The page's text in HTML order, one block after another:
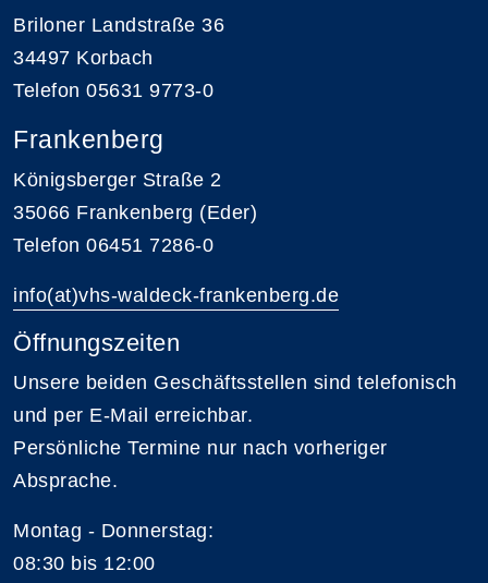
Briloner Landstraße 36
34497 Korbach
Telefon 05631 9773-0
Frankenberg
Königsberger Straße 2
35066 Frankenberg (Eder)
Telefon 06451 7286-0
info(at)vhs-waldeck-frankenberg.de
Öffnungszeiten
Unsere beiden Geschäftsstellen sind telefonisch
und per E-Mail erreichbar.
Persönliche Termine nur nach vorheriger
Absprache.
Montag - Donnerstag:
08:30 bis 12:00